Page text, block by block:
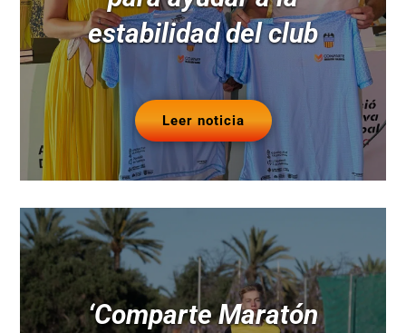
estabilidad del club
Leer noticia
‘Comparte Maratón